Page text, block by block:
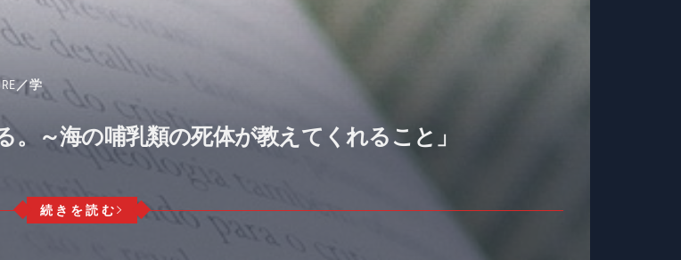
／学
。～海の哺乳類の死体が教えてくれること」
続きを読む